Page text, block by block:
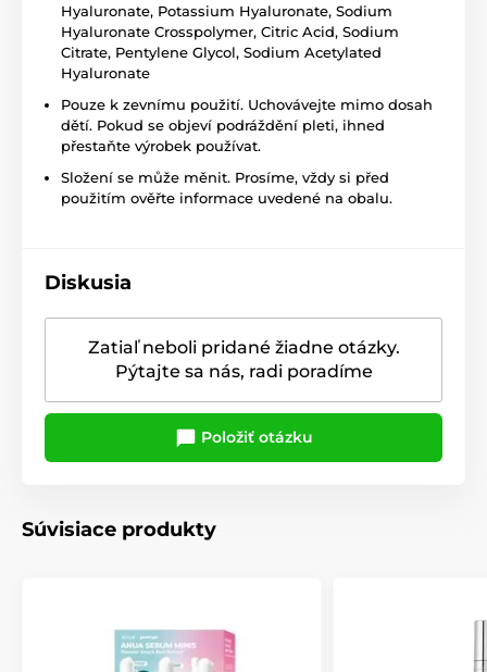
Hyaluronate, Potassium Hyaluronate, Sodium
Hyaluronate Crosspolymer, Citric Acid, Sodium
Citrate, Pentylene Glycol, Sodium Acetylated
Hyaluronate
Pouze k zevnímu použití. Uchovávejte mimo dosah
dětí. Pokud se objeví podráždění pleti, ihned
přestaňte výrobek používat.
Složení se může měnit. Prosíme, vždy si před
použitím ověřte informace uvedené na obalu.
Diskusia
Zatiaľ neboli pridané žiadne otázky.
Pýtajte sa nás, radi poradíme
Položiť otázku
Súvisiace produkty